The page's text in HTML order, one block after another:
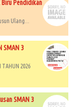
Biru Pendidikan
Ulang...
SMAN 3
TAHUN 2026​
SMAN 3